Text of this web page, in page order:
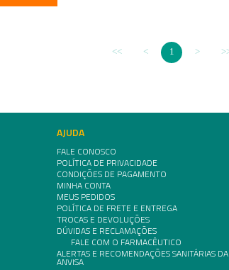
1
AJUDA
FALE CONOSCO
POLÍTICA DE PRIVACIDADE
CONDIÇÕES DE PAGAMENTO
MINHA CONTA
MEUS PEDIDOS
POLÍTICA DE FRETE E ENTREGA
TROCAS E DEVOLUÇÕES
DÚVIDAS E RECLAMAÇÕES
FALE COM O FARMACÊUTICO
ALERTAS E RECOMENDAÇÕES SANITÁRIAS DA
ANVISA